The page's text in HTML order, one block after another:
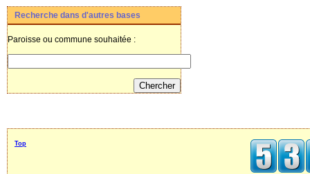
Recherche dans d'autres bases
Paroisse ou commune souhaitée :
Top